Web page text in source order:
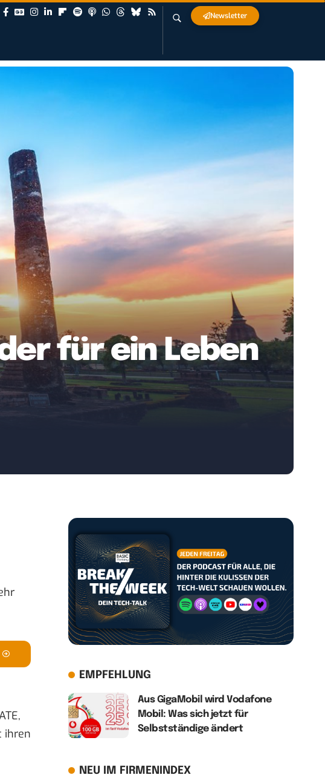
Newsletter
für ein Leben
ihren
EMPFEHLUNG
Aus GigaMobil wird Vodafone
Mobil: Was sich jetzt für
Selbstständige ändert
NEU IM FIRMENINDEX